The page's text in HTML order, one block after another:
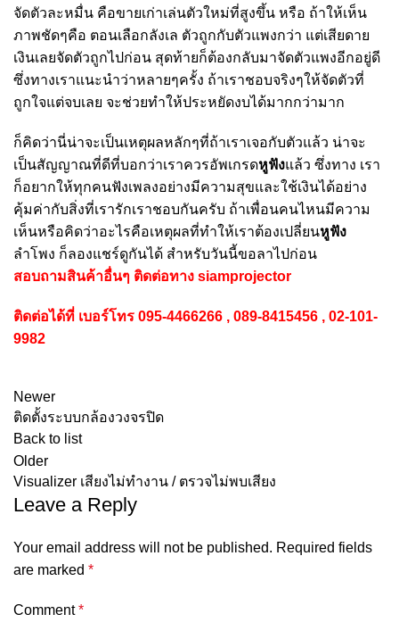
จัดตัวละหมื่น คือขายเก่าเล่นตัวใหม่ที่สูงขึ้น หรือ ถ้าให้เห็น
ภาพชัดๆคือ ตอนเลือกลังเล ตัวถูกกับตัวแพงกว่า แต่เสียดาย
เงินเลยจัดตัวถูกไปก่อน สุดท้ายก็ต้องกลับมาจัดตัวแพงอีกอยู่ดี
ซึ่งทางเราแนะนำว่าหลายๆครั้ง ถ้าเราชอบจริงๆให้จัดตัวที่
ถูกใจแต่จบเลย จะช่วยทำให้ประหยัดงบได้มากกว่ามาก
ก็คิดว่านี่น่าจะเป็นเหตุผลหลักๆที่ถ้าเราเจอกับตัวแล้ว น่าจะ
เป็นสัญญาณที่ดีที่บอกว่าเราควรอัพเกรดหูฟังแล้ว ซึ่งทาง เรา
ก็อยากให้ทุกคนฟังเพลงอย่างมีความสุขและใช้เงินได้อย่าง
คุ้มค่ากับสิ่งที่เรารักเราชอบกันครับ ถ้าเพื่อนคนไหนมีความ
เห็นหรือคิดว่าอะไรคือเหตุผลที่ทำให้เราต้องเปลี่ยนหูฟัง
ลำโพง ก็ลองแชร์ดูกันได้ สำหรับวันนี้ขอลาไปก่อน
สอบถามสินค้าอื่นๆ ติดต่อทาง siamprojector
ติดต่อได้ที่ เบอร์โทร 095-4466266 , 089-8415456 , 02-101-
9982
Newer
ติดตั้งระบบกล้องวงจรปิด
Back to list
Older
Visualizer เสียงไม่ทำงาน / ตรวจไม่พบเสียง
Leave a Reply
Your email address will not be published. Required fields
are marked *
Comment*